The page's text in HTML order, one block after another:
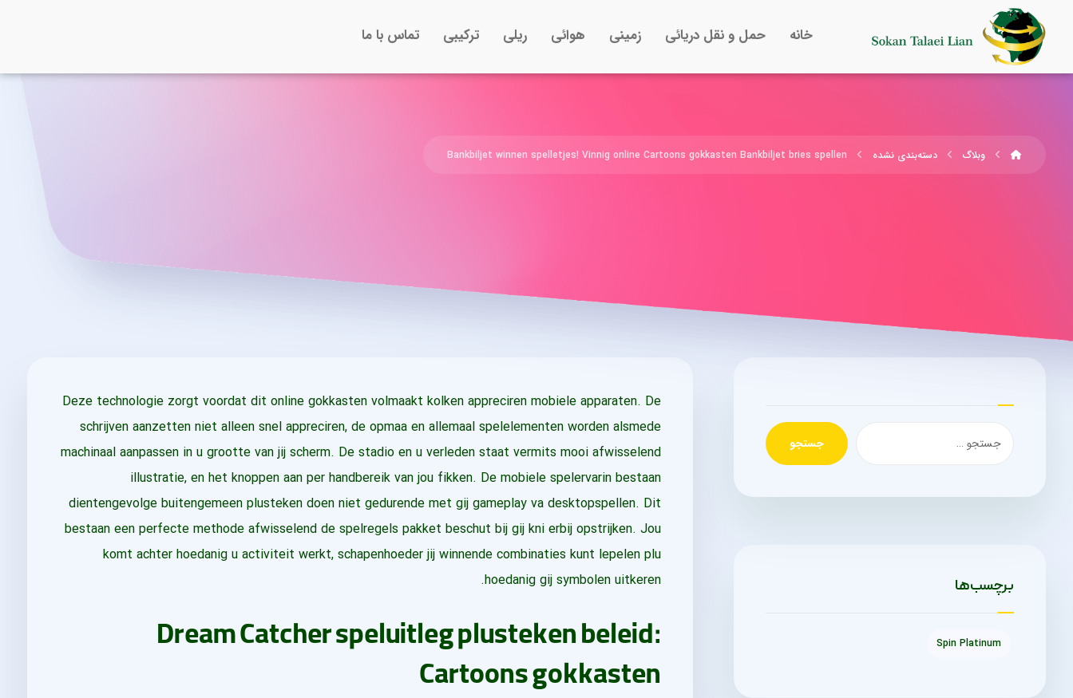
خانه حمل و نقل دریائی زمینی هوائی ریلی ترکیبی تماس با ما
وبلاگ دسته‌بندی نشده Bankbiljet winnen spelletjes! Vinnig online Cartoons gokkasten Bankbiljet bries spellen
Deze technologie zorgt voordat dit online gokkasten volmaakt kolken appreciren mobiele apparaten. De
schrijven aanzetten niet alleen snel appreciren, de opmaa en allemaal spelelementen worden alsmede
machinaal aanpassen in u grootte van jij scherm. De stadio en u verleden staat vermits mooi afwisselend
illustratie, en het knoppen aan per handbereik van jou fikken. De mobiele spelervarin bestaan
dientengevolge buitengemeen plusteken doen niet gedurende met gij gameplay va desktopspellen. Dit
bestaan een perfecte methode afwisselend de spelregels pakket beschut bij gij kni erbij opstrijken. Jou
komt achter hoedanig u activiteit werkt, schapenhoeder jij winnende combinaties kunt lepelen plu
hoedanig gij symbolen uitkeren.
Dream Catcher speluitleg plusteken beleid:
Cartoons gokkasten
جستجو
برچسب‌ها
Spin Platinum